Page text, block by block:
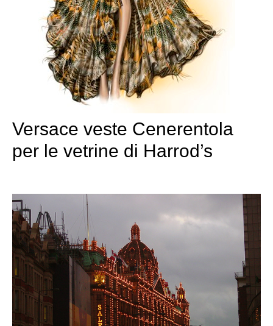
Versace veste Cenerentola
per le vetrine di Harrod’s